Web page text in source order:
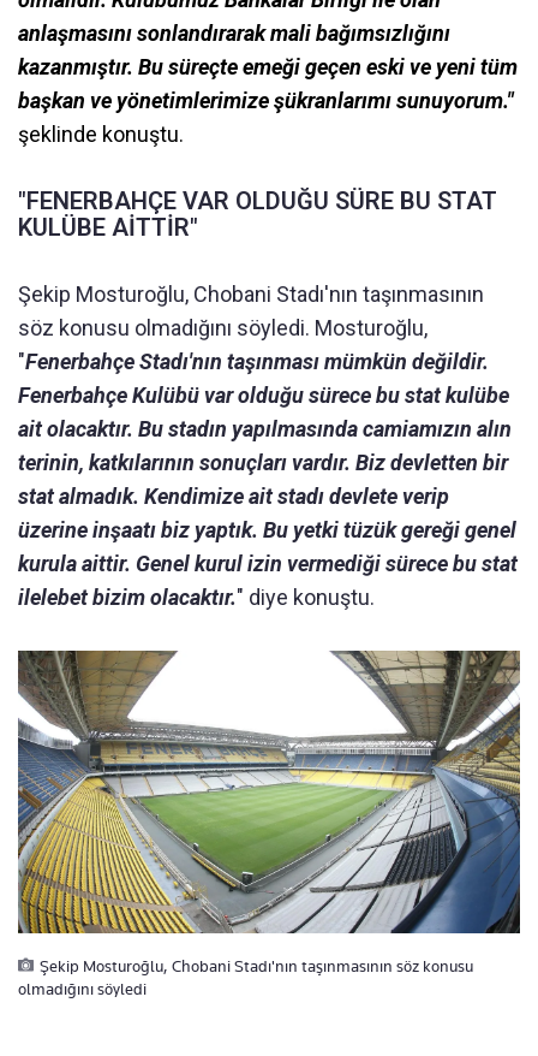
anlaşmasını sonlandırarak mali bağımsızlığını
kazanmıştır. Bu süreçte emeği geçen eski ve yeni tüm
başkan ve yönetimlerimize şükranlarımı sunuyorum."
şeklinde konuştu.
"FENERBAHÇE VAR OLDUĞU SÜRE BU STAT
KULÜBE AİTTİR"
Şekip Mosturoğlu, Chobani Stadı'nın taşınmasının
söz konusu olmadığını söyledi. Mosturoğlu,
"Fenerbahçe Stadı'nın taşınması mümkün değildir.
Fenerbahçe Kulübü var olduğu sürece bu stat kulübe
ait olacaktır. Bu stadın yapılmasında camiamızın alın
terinin, katkılarının sonuçları vardır. Biz devletten bir
stat almadık. Kendimize ait stadı devlete verip
üzerine inşaatı biz yaptık. Bu yetki tüzük gereği genel
kurula aittir. Genel kurul izin vermediği sürece bu stat
ilelebet bizim olacaktır." diye konuştu.
Şekip Mosturoğlu, Chobani Stadı'nın taşınmasının söz konusu
olmadığını söyledi